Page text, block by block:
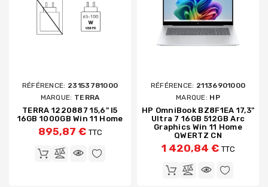
RÉFÉRENCE: 23153781000
MARQUE: TERRA
TERRA 1220887 15,6" I5
16GB 1000GB Win 11 Home
895,87 € TTC
RÉFÉRENCE: 21136901000
MARQUE: HP
HP OmniBook BZ8F1EA 17,3"
Ultra 7 16GB 512GB Arc
Graphics Win 11 Home
QWERTZ CN
1 420,84 € TTC